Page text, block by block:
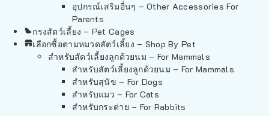
อุปกรณ์เสริมอื่นๆ – Other Accessories For
Parents
กรงสัตว์เลี้ยง – Pet Cages
เลือกซื้อตามหมวดสัตว์เลี้ยง – Shop By Pet
สำหรับสัตว์เลี้ยงลูกด้วยนม – For Mammals
สำหรับสัตว์เลี้ยงลูกด้วยนม – For Mammals
สำหรับสุนัข – For Dogs
สำหรับแมว – For Cats
สำหรับกระต่าย – For Rabbits